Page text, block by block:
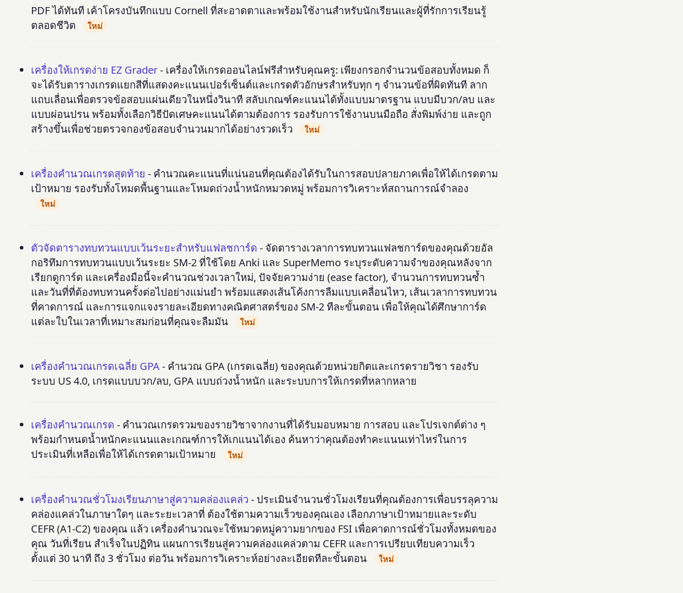
PDF ได้ทันที เค้าโครงบันทึกแบบ Cornell ที่สะอาดตาและพร้อมใช้งานสำหรับนักเรียนและผู้ที่รักการเรียนรู้
ตลอดชีวิต
ใหม่
เครื่องให้เกรดง่าย EZ Grader- เครื่องให้เกรดออนไลน์ฟรีสำหรับคุณครู: เพียงกรอกจำนวนข้อสอบทั้งหมด ก็
จะได้รับตารางเกรดแยกสีที่แสดงคะแนนเปอร์เซ็นต์และเกรดตัวอักษรสำหรับทุก ๆ จำนวนข้อที่ผิดทันที ลาก
แถบเลื่อนเพื่อตรวจข้อสอบแผ่นเดียวในหนึ่งวินาที สลับเกณฑ์คะแนนได้ทั้งแบบมาตรฐาน แบบมีบวก/ลบ และ
แบบผ่อนปรน พร้อมทั้งเลือกวิธีปัดเศษคะแนนได้ตามต้องการ รองรับการใช้งานบนมือถือ สั่งพิมพ์ง่าย และถูก
สร้างขึ้นเพื่อช่วยตรวจกองข้อสอบจำนวนมากได้อย่างรวดเร็ว
ใหม่
เครื่องคำนวณเกรดสุดท้าย - คำนวณคะแนนที่แน่นอนที่คุณต้องได้รับในการสอบปลายภาคเพื่อให้ได้เกรดตาม
เป้าหมาย รองรับทั้งโหมดพื้นฐานและโหมดถ่วงน้ำหนักหมวดหมู่ พร้อมการวิเคราะห์สถานการณ์จำลอง
ใหม่
ตัวจัดตารางทบทวนแบบเว้นระยะสำหรับแฟลชการ์ด - จัดตารางเวลาการทบทวนแฟลชการ์ดของคุณด้วยอัล
กอริทึมการทบทวนแบบเว้นระยะ SM-2 ที่ใช้โดย Anki และ SuperMemo ระบุระดับความจำของคุณหลังจาก
เรียกดูการ์ด และเครื่องมือนี้จะคำนวณช่วงเวลาใหม่, ปัจจัยความง่าย (ease factor), จำนวนการทบทวนซ้ำ
และวันที่ที่ต้องทบทวนครั้งต่อไปอย่างแม่นยำ พร้อมแสดงเส้นโค้งการลืมแบบเคลื่อนไหว, เส้นเวลาการทบทวน
ที่คาดการณ์ และการแจกแจงรายละเอียดทางคณิตศาสตร์ของ SM-2 ทีละขั้นตอน เพื่อให้คุณได้ศึกษาการ์ด
แต่ละใบในเวลาที่เหมาะสมก่อนที่คุณจะลืมมัน
ใหม่
เครื่องคำนวณเกรดเฉลี่ย GPA- คำนวณ GPA (เกรดเฉลี่ย) ของคุณด้วยหน่วยกิตและเกรดรายวิชา รองรับ
ระบบ US 4.0, เกรดแบบบวก/ลบ, GPA แบบถ่วงน้ำหนัก และระบบการให้เกรดที่หลากหลาย
เครื่องคำนวณเกรด - คำนวณเกรดรวมของรายวิชาจากงานที่ได้รับมอบหมาย การสอบ และโปรเจกต์ต่าง ๆ
พร้อมกำหนดน้ำหนักคะแนนและเกณฑ์การให้เกแนนได้เอง ค้นหาว่าคุณต้องทำคะแนนเท่าไหร่ในการ
ประเมินที่เหลือเพื่อให้ได้เกรดตามเป้าหมาย
ใหม่
เครื่องคำนวณชั่วโมงเรียนภาษาสู่ความคล่องแคล่ว - ประเมินจำนวนชั่วโมงเรียนที่คุณต้องการเพื่อบรรลุความ
คล่องแคล่วในภาษาใดๆ และระยะเวลาที่ ต้องใช้ตามความเร็วของคุณเอง เลือกภาษาเป้าหมายและระดับ
CEFR (A1-C2) ของคุณ แล้ว เครื่องคำนวณจะใช้หมวดหมู่ความยากของ FSI เพื่อคาดการณ์ชั่วโมงทั้งหมดของ
คุณ วันที่เรียน สำเร็จในปฏิทิน แผนการเรียนสู่ความคล่องแคล่วตาม CEFR และการเปรียบเทียบความเร็ว
ตั้งแต่ 30 นาที ถึง 3 ชั่วโมง ต่อวัน พร้อมการวิเคราะห์อย่างละเอียดทีละขั้นตอน
ใหม่